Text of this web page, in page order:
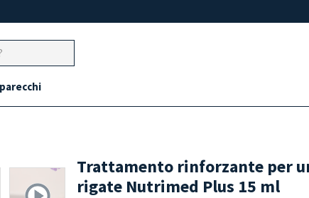
Trattamento rinforzante per
rigate Nutrimed Plus 15 ml